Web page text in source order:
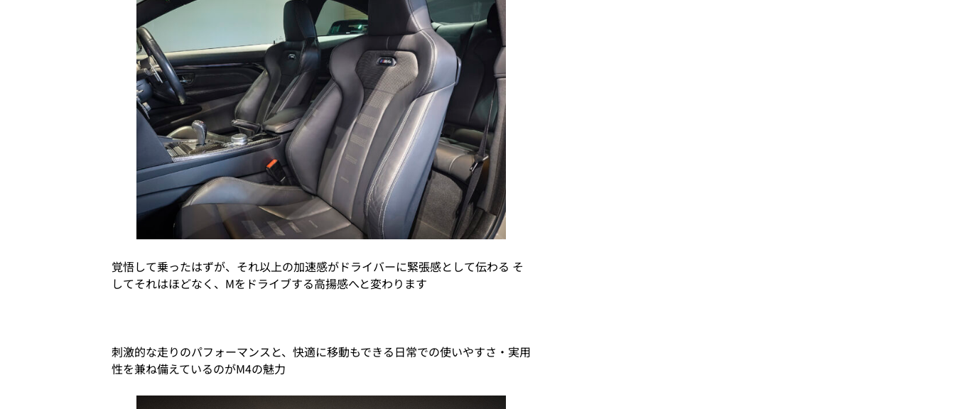
覚悟して乗ったはずが、それ以上の加速感がドライバーに緊張感として伝わる そ
してそれはほどなく、Mをドライブする高揚感へと変わります
刺激的な走りのパフォーマンスと、快適に移動もできる日常での使いやすさ・実用
性を兼ね備えているのがM4の魅力